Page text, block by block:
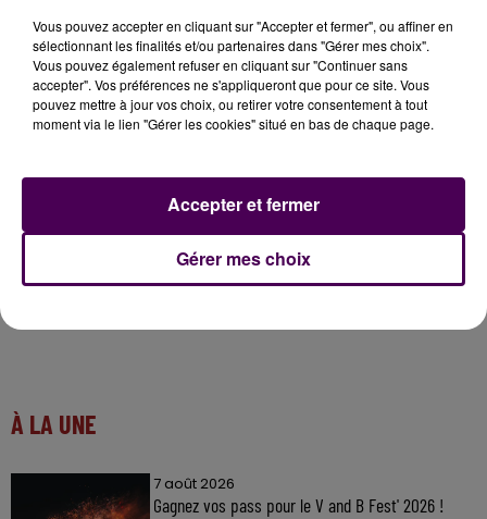
atteint 55% pour"Château"et"Valin"est en revanche
quasi-complet entre 10h et 12h. L'exercice s'est conclu
surun déficit de 233 000 euros. En soulignant que 41%
des utilisateurs restent garés moins d’une heure afin
de ne rien payer, et que 2 450 coupons "2 heures
À LA UNE
7 août 2026
Gagnez vos pass pour le V and B Fest' 2026 !
Vous pouvez accepter en cliquant sur "Accepter et fermer", ou affiner en
sélectionnant les finalités et/ou partenaires dans "Gérer mes choix".
Vous pouvez également refuser en cliquant sur "Continuer sans
accepter". Vos préférences ne s'appliqueront que pour ce site. Vous
pouvez mettre à jour vos choix, ou retirer votre consentement à tout
moment via le lien "Gérer les cookies" situé en bas de chaque page.
Gérer mes choix
Accepter et fermer